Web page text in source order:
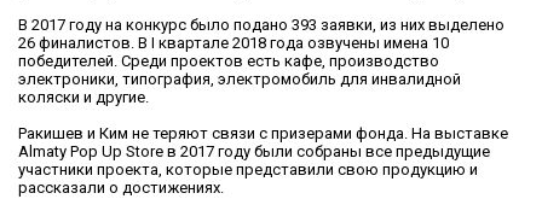
В 2017 году на конкурс было подано 393 заявки, из них выделено
26 финалистов. В I квартале 2018 года озвучены имена 10
победителей. Среди проектов есть кафе, производство
электроники, типография, электромобиль для инвалидной
коляски и другие.
Ракишев и Ким не теряют связи с призерами фонда. На выставке
Almaty Pop Up Store в 2017 году были собраны все предыдущие
участники проекта, которые представили свою продукцию и
рассказали о достижениях.